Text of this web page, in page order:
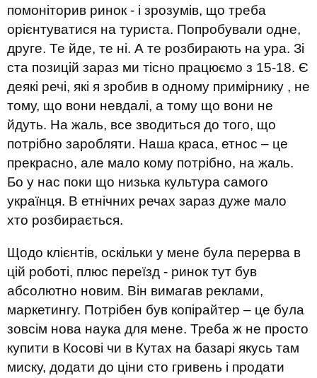
помоніторив ринок - і зрозумів, що треба
орієнтуватися на туриста. Попробували одне,
друге. Те йде, те ні. А те розбирають на ура. Зі
ста позицій зараз ми тісно працюємо з 15-18. Є
деякі речі, які я зробив в одному примірнику , не
тому, що вони невдалі, а тому що вони не
йдуть. На жаль, все зводиться до того, що
потрібно заробляти. Наша краса, етнос – це
прекрасно, але мало кому потрібно, на жаль.
Бо у нас поки що низька культура самого
українця. В етнічних речах зараз дуже мало
хто розбирається.
Щодо клієнтів, оскільки у мене була перерва в
цій роботі, плюс переїзд - ринок тут був
абсолютно новим. Він вимагав реклами,
маркетингу. Потрібен був копірайтер – це була
зовсім нова наука для мене. Треба ж не просто
купити в Косові чи в Кутах на базарі якусь там
миску, додати до ціни сто гривень і продати